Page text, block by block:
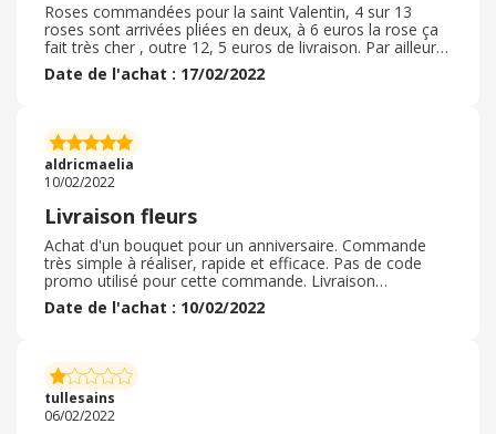
Roses commandées pour la saint Valentin, 4 sur 13
roses sont arrivées pliées en deux, à 6 euros la rose ça
fait très cher , outre 12, 5 euros de livraison. Par ailleurs
les 9 autres roses viables étaient déjà fanées au bout de
48h. Nous avons appelé le service client immédiatement
prouvant le problème mais nous n’avons reçu aucune
réponse. Nous continuons d’appeler chaque jour, en
vain. C’est plus que décevant, c’est du vol. Hormis ce
problème , la Commande est arrivée dans les temps
mais défectueuse.
Date de l'achat : 17/02/2022
aldricmaelia
10/02/2022
Livraison fleurs
Achat d'un bouquet pour un anniversaire. Commande
très simple à réaliser, rapide et efficace. Pas de code
promo utilisé pour cette commande. Livraison
demandée un samedi matin entre 10h00 et 11h00,
effectuée à 10h55 donc parfait. Pas d'emballage,
Bouquet conforme à la photo sur internet au moment
de la commande : parfait. Les fleurs ont tenu presque
deux semaines : extra ! ! Aucun souci avec cette
commande.
Date de l'achat : 10/02/2022
tullesains
06/02/2022